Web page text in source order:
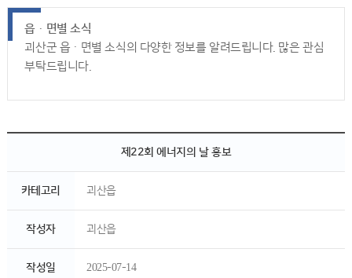
읍ㆍ면별 소식
괴산군 읍ㆍ면별 소식의 다양한 정보를 알려드립니다. 많은 관심
부탁드립니다.
제22회 에너지의 날 홍보
카테고리 괴산읍
작성자 괴산읍
작성일 2025-07-14